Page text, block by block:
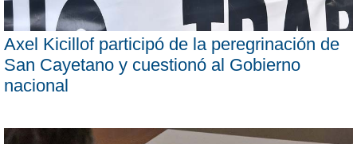
Axel Kicillof participó de la peregrinación de
San Cayetano y cuestionó al Gobierno
nacional